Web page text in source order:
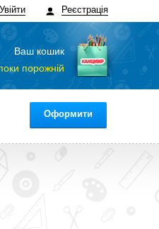
Реєстрація
Увійти
Ваш кошик
порожній
Оформити